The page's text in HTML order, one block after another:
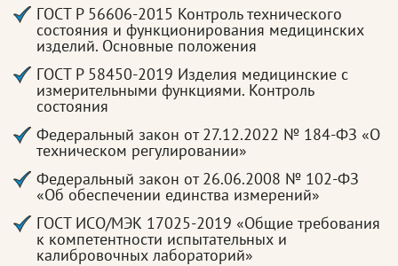
ГОСТ Р 56606-2015 Контроль технического
состояния и функционирования медицинских
изделий. Основные положения
ГОСТ Р 58450-2019 Изделия медицинские с
измерительными функциями. Контроль
состояния
Федеральный закон от 27.12.2022 № 184-ФЗ «О
техническом регулировании»
Федеральный закон от 26.06.2008 № 102-ФЗ
«Об обеспечении единства измерений»
ГОСТ ИСО/МЭК 17025-2019 «Общие требования
к компетентности испытательных и
калибровочных лабораторий»